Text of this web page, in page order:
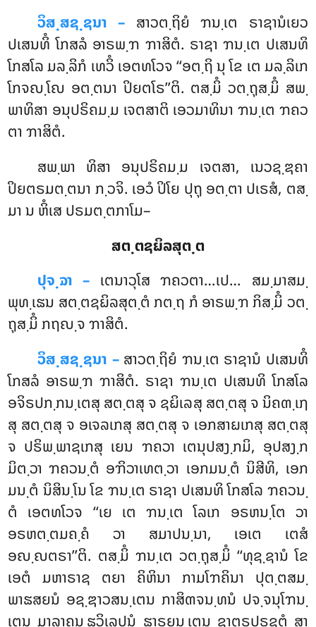
ວິສ຺ສຊ຺ຊນາ – ສາວຕ຺ຖິຍໍ ຠນ຺ເຕ ຣາຊານໍເຍວ
ປເສນທິໍ ໂກສລໍ ອາຣພ຺ຠ ຠາສິຕໍ. ຣາຊາ ຠນ຺ເຕ ປເສນທິ
ໂກສໂລ ມລ຺ລິກໍ ເທວິໍ ເອຕທໂວຈ ‘‘ອຕ຺ຖິ ນຸ ໂຂ ເຕ ມລ຺ລິເກ
ໂກຈຎ຺ໂຎ ອຕ຺ຕນາ ປິຍຕໂຣ’’ຕິ. ຕສ຺ມິໍ ວຕ຺ຖຸສ຺ມິໍ ສພ຺
ພາທິສາ ອນຸປຣິຄມ຺ມ ເຈຕສາຕິ ເອວມາທິນາ ຠນ຺ເຕ ຠຄວ
ຕາ ຠາສິຕໍ.
ສພ຺ພາ ທິສາ ອນຸປຣິຄມ຺ມ ເຈຕສາ, ເນວຊ຺ຌຄາ
ປິຍຕຣມຕ຺ຕນາ ກ຺ວຈິ. ເອວໍ ປິໂຍ ປຸຖຸ ອຕ຺ຕາ ປເຣສໍ, ຕສ຺
ມາ ນ ຫິໍເສ ປຣມຕ຺ຕກາໂມ–
ສຕ຺ຕຊຏິລສຸຕ຺ຕ
ປຸຈ຺ຉາ – ເຕນາວຸໂສຠຄວຕາ…ເປ… ສມ຺ມາສມ຺
ພຸທ຺ເຘນ ສຕ຺ຕຊຏິລສຸຕ຺ຕໍ ກຕ຺ຖ ກໍ ອາຣພ຺ຠ ກິສ຺ມິໍ ວຕ຺
ຖຸສ຺ມິໍ ກຖຎ຺ຈ ຠາສິຕໍ.
ວິສ຺ສຊ຺ຊນາ –ສາວຕ຺ຖິຍໍ ຠນ຺ເຕ ຣາຊານໍ ປເສນທິໍ
ໂກສລໍ ອາຣພ຺ຠ ຠາສິຕໍ. ຣາຊາ ຠນ຺ເຕ ປເສນທິ ໂກສໂລ
ອຈິຣປກ຺ກນ຺ເຕສຸ ສຕ຺ຕສຸ ຈ ຊຏິເລສຸ ສຕ຺ຕສຸ ຈ ນິຄຓ຺ເຐ
ສຸ ສຕ຺ຕສຸ ຈ ອເຈລເກສຸ ສຕ຺ຕສຸ ຈ ເອກສາຏເກສຸ ສຕ຺ຕສຸ
ຈ ປຣິພ຺ພາຊເກສຸ ເຍນ ຠຄວາ ເຕນຸປສງ຺ກມິ, ອຸປສງ຺ກ
ມິຕ຺ວາ ຠຄວນ຺ຕໍ ອຠິວາເທຕ຺ວາ ເອກມນ຺ຕໍ ນິສີທິ, ເອກ
ມນ຺ຕໍ ນິສິນ຺ໂນ ໂຂ ຠນ຺ເຕ ຣາຊາ ປເສນທິ ໂກສໂລ ຠຄວນ຺
ຕໍ ເອຕທໂວຈ ‘‘ເຍ ເຕ ຠນ຺ເຕ ໂລເກ ອຣຫນ຺ໂຕ ວາ
ອຣຫຕ຺ຕມຄ຺ຄໍ ວາ ສມາປນ຺ນາ, ເອເຕ ເຕສໍ
ອຎ຺ຎຕຣາ’’ຕິ. ຕສ຺ມິໍ ຠນ຺ເຕ ວຕ຺ຖຸສ຺ມິໍ ‘‘ທຸຊ຺ຊານໍ ໂຂ
ເອຕໍ ມຫາຣາຊ ຕຍາ ຄິຫິນາ ກາມໂຠຄິນາ ປຸຕ຺ຕສມ຺
ພາຘສຍນໍ ອຊ຺ຌາວສນ຺ເຕນ ກາສິຓຈນ຺ທນໍ ປຈ຺ຈນຸໂຠນ຺
ເຕນ ມາລາຄນ຺ຘວິເລປນໍ ຘາຣຍນ຺ເຕນ ຊາຕຣູປຣຊຕໍ ສາ